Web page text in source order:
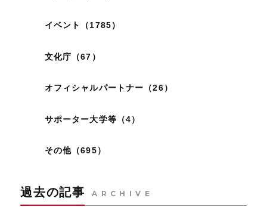
イベント（1785）
文化庁（67）
オフィシャルパートナー（26）
サポーター大学等（4）
その他（695）
過去の記事 ARCHIVE